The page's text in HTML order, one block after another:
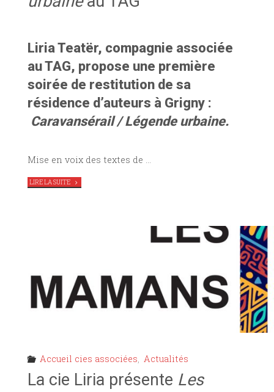
Liria Teatër, compagnie associée
au TAG, propose une première
soirée de restitution de sa
résidence d’auteurs à Grigny :
Caravansérail / Légende urbaine.
Mise en voix des textes de …
LIRE LA SUITE"LA
CIE
Accueil cies associées, Actualités
La cie Liria présente Les